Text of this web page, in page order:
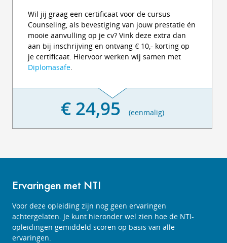
Wil jij graag een certificaat voor de cursus
Counseling, als bevestiging van jouw prestatie én
mooie aanvulling op je cv? Vink deze extra dan
aan bij inschrijving en ontvang € 10,- korting op
je certificaat. Hiervoor werken wij samen met
Diplomasafe.
€ 24,95 (eenmalig)
Ervaringen met NTI
Voor deze opleiding zijn nog geen ervaringen
achtergelaten. Je kunt hieronder wel zien hoe de NTI-
opleidingen gemiddeld scoren op basis van alle
ervaringen.